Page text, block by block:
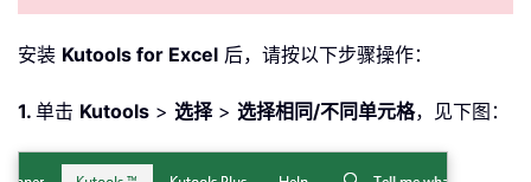
安装 Kutools for Excel 后，请按以下步骤操作：
1. 单击 Kutools > 选择> 选择相同/不同单元格，见下图：